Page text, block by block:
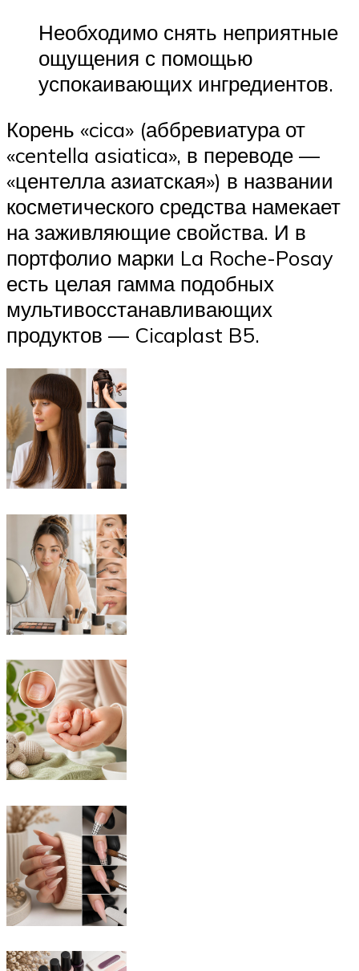
Необходимо снять неприятные
ощущения с помощью
успокаивающих ингредиентов.
Корень «cica» (аббревиатура от
«centella asiatica», в переводе —
«центелла азиатская») в названии
косметического средства намекает
на заживляющие свойства. И в
портфолио марки La Roche-Posay
есть целая гамма подобных
мультивосстанавливающих
продуктов — Cicaplast B5.